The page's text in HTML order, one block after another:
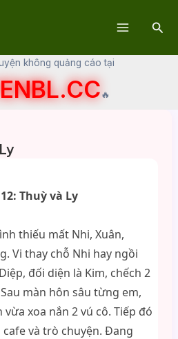
không quảng cáo tại
🔥
Thuỳ và Ly
thiếu mất Nhi, Xuân,
Vi thay chỗ Nhi hay ngồi
đối diện là Kim, chếch 2
Sau màn hôn sâu từng em,
xoa nắn 2 vú cô. Tiếp đó
và trò chuyện. Đang